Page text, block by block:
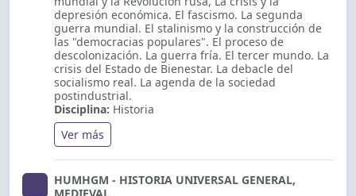
depresión económica. El fascismo. La segunda
guerra mundial. El stalinismo y la construcción de
las "democracias populares". El proceso de
descolonización. La guerra fría. El tercer mundo. La
crisis del Estado de Bienestar. La debacle del
socialismo real. La agenda de la sociedad
postindustrial.
Disciplina: Historia
Ver más
HUMHGM - HISTORIA UNIVERSAL GENERAL,